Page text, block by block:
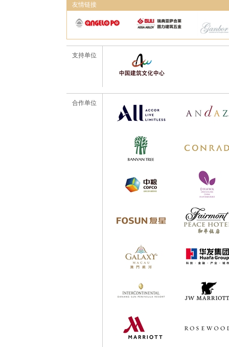
友情链接
支持单位
合作单位